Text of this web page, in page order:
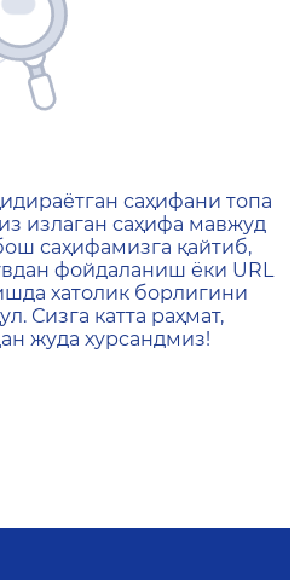
не
саҳифани топа
излаган саҳифа мавжуд
саҳифамизга қайтиб,
фойдаланиш ёки URL
хатолик борлигини
Сизга катта раҳмат,
жуда хурсандмиз!